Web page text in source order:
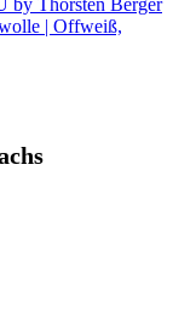
| Offweiß,